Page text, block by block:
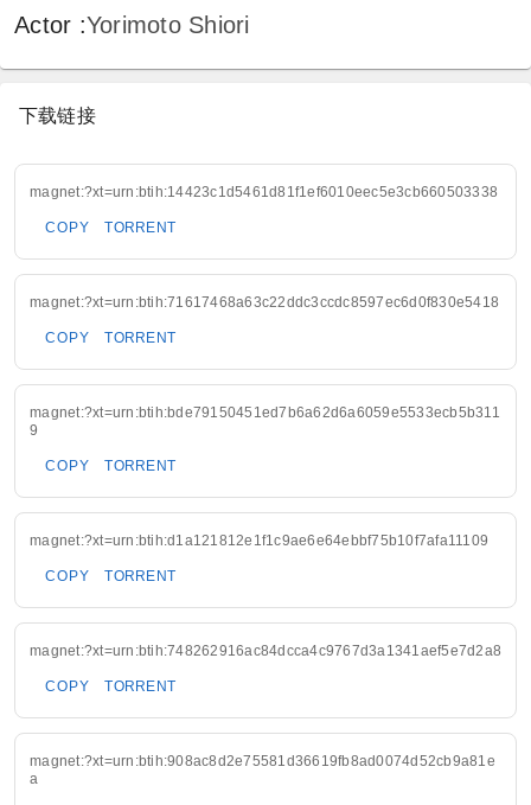
Actor :Yorimoto Shiori
下载链接
magnet:?xt=urn:btih:14423c1d5461d81f1ef6010eec5e3cb660503338
COPY TORRENT
magnet:?xt=urn:btih:71617468a63c22ddc3ccdc8597ec6d0f830e5418
COPY TORRENT
magnet:?xt=urn:btih:bde79150451ed7b6a62d6a6059e5533ecb5b311
9
COPY TORRENT
magnet:?xt=urn:btih:d1a121812e1f1c9ae6e64ebbf75b10f7afa11109
COPY TORRENT
magnet:?xt=urn:btih:748262916ac84dcca4c9767d3a1341aef5e7d2a8
COPY TORRENT
magnet:?xt=urn:btih:908ac8d2e75581d36619fb8ad0074d52cb9a81e
a